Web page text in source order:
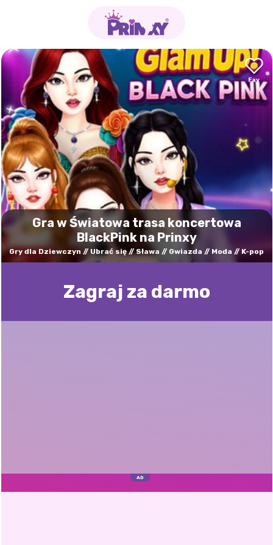
Gra w Światowa trasa koncertowa
BlackPink na Prinxy
Gry dla Dziewczyn Ubrać się Sława Gwiazda Moda K-pop
Zagraj za darmo